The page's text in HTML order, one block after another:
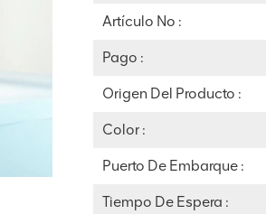
Artículo No :
Pago :
Origen Del Producto :
Color :
Puerto De Embarque :
Tiempo De Espera :